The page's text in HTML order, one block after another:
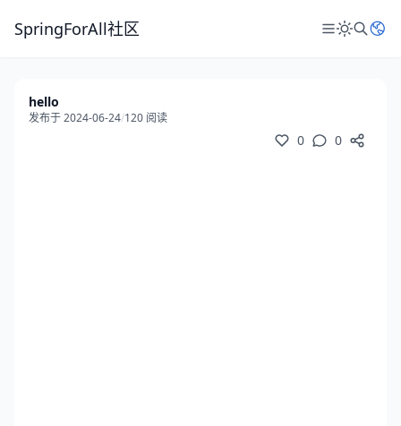
SpringForAll社区
hello
发布于 2024-06-24/120 阅读
0 0